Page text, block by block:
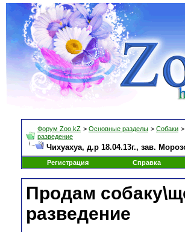
Форум Zoo.kZ > Основные разделы > Собаки >
разведение
Чихуахуа, д.р 18.04.13г., зав.
Регистрация Справка
Продам
разведение